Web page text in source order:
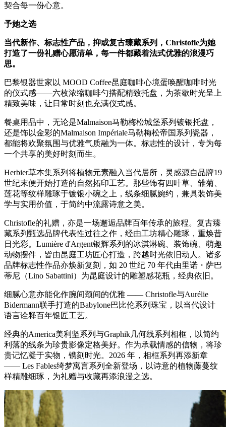
契合每一份心意。
予她之选
当代新作、标志性产品，抑或复古臻藏系列， Christofle为她
打造了一份礼赠心愿清单，每一件都藏着法式优雅的浪漫巧
思。
巴黎银器世家以 MOOD Coffee昆庭咖啡心境蛋唤醒咖啡时光
的仪式感——六枚浓缩咖啡勺搭配精致托盘，为茶歇时光呈上
精致美味，让日常时刻也充满仪式感。
餐桌用品中，无论是Malmaison马勒梅松城堡系列镀银托盘，
还是饰以金彩的Malmaison Impériale马勒梅松帝国系列瓷器，
都能将欢聚氛围与优雅气质融为一体。标志性的设计，专为每
一个共享的美好时刻而生。
Herbier草本集系列将植物元素融入当代居所，灵感源自品牌19
世纪末便开始打造的自然拓印工艺。那些饰有四叶草、雏菊、
莲花等纹样雕琢于镀银小碗之上，线条细腻婉约，兼具装饰美
学与实用价值，于简约中流露诗意之美。
Christofle的礼赠，亦是一场邂逅品牌百年传承的旅程。复古臻
藏系列甄选品牌代表性过往之作，经由工坊精心雕琢，重焕昔
日光彩。Lumière d'Argent银辉系列的冰淇淋碗、装饰碗、萌趣
动物摆件，皆由昆庭工坊匠心打造，跨越时光依旧动人。诸多
品牌标志性作品亦焕新复刻，如 20 世纪 70 年代由里诺・萨巴
蒂尼（Lino Sabattini）为昆庭设计的雕塑感花瓶，经典依旧。
细腻心意亦能化作腕间颈间的优雅 —— Christofle与Aurélie
Bidermann联手打造的Babylone巴比伦系列珠宝，以当代设计
语言诠释百年银匠工艺。
经典的America美利坚系列与Graphik几何线系列相框，以简约
利落的线条为珍贵影像定格美好。作为承载情感的信物，将珍
贵记忆凝于实物，镌刻时光。2026 年，相框系列再添新章
—— Les Fables绮梦寓言系列全新登场，以诗意的植物藤蔓纹
样精雕细琢，为礼赠与收藏再添浪漫之选。